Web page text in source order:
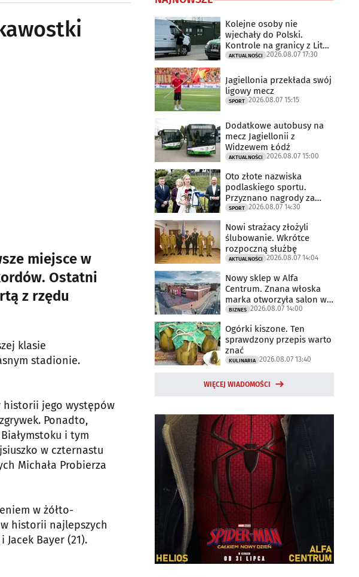
miejsce w
Ostatni
z rzędu
klasie
stadionie.
historii jego występów
Ponadto,
i tym
w czternastu
Michała Probierza
w żółto-
historii najlepszych
Bayer (21).
Kolejne osoby nie
wjechały do Polski.
Kontrole na granicy z Litwą
trwają
AKTUALNOŚCI 2026.08.07 17:30
Jagiellonia przekłada swój
ligowy mecz
SPORT 2026.08.07 15:15
Dodatkowe autobusy na
mecz Jagiellonii z
Widzewem Łódź
AKTUALNOŚCI 2026.08.07 15:00
Oto złote nazwiska
podlaskiego sportu.
Przyznano nagrody za
2025 rok
SPORT 2026.08.07 14:30
Nowi strażacy złożyli
ślubowanie. Wkrótce
rozpoczną służbę
AKTUALNOŚCI 2026.08.07 14:04
Nowy sklep w Alfa
Centrum. Znana włoska
marka otworzyła salon w
Białymstoku
BIZNES 2026.08.07 14:00
Ogórki kiszone. Ten
sprawdzony przepis warto
znać
KULINARIA 2026.08.07 13:40
WIĘCEJ WIADOMOŚCI